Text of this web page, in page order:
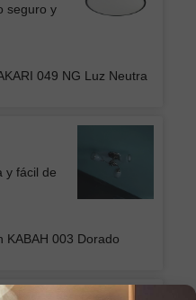
seguro y
049 NG Luz Neutra
y fácil de
KABAH 003 Dorado